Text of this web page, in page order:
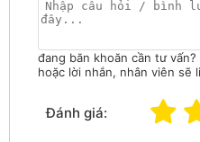
đang băn khoăn cần tư
hoặc lời nhắn, nhân viên sẽ
Đánh giá: